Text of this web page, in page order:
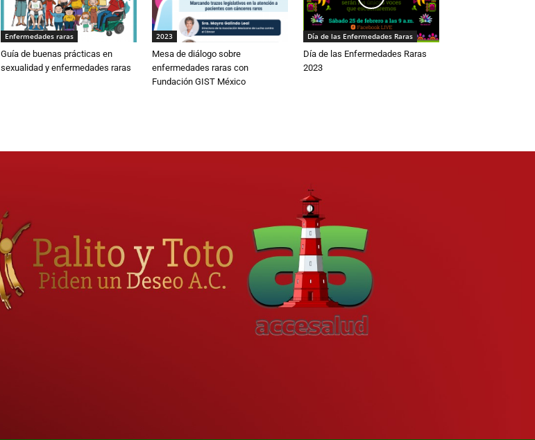
Enfermedades raras
Guía de buenas prácticas en
sexualidad y enfermedades raras
2023
Mesa de diálogo sobre
enfermedades raras con
Fundación GIST México
Día de las Enfermedades Raras
Día de las Enfermedades Raras
2023